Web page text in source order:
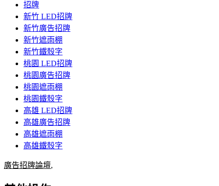
招牌
新竹 LED招牌
新竹廣告招牌
新竹遮雨棚
新竹鐵殼字
桃園 LED招牌
桃園廣告招牌
桃園遮雨棚
桃園鐵殼字
高雄 LED招牌
高雄廣告招牌
高雄遮雨棚
高雄鐵殼字
廣告招牌論壇,